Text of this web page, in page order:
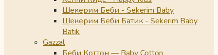
Шекерим Беби - Sekerim Baby
Шекерим Беби Батик - Sekerim Baby
Batik
Gazzal